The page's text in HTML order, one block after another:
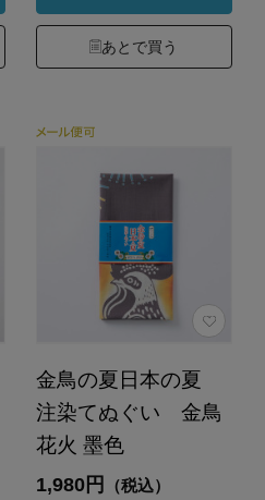
あとで買う
金鳥の夏日本の夏
注染てぬぐい 金鳥
花火 墨色
1,980円 （税込）